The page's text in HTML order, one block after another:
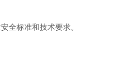
全标准和技术要求。